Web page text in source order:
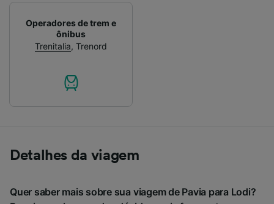
Operadores de trem e
ônibus
Trenitalia, Trenord
Detalhes da viagem
Quer saber mais sobre sua viagem de Pavia para Lodi?